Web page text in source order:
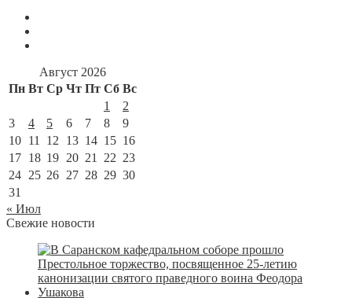
Август 2026
Пн Вт Ср Чт Пт Сб Вс
1
2
3
4 5 6 7 8
9
10 11 12 13 14 15 16
17 18 19 20 21 22 23
24 25 26 27 28 29 30
31
« Июл
Свежие новости